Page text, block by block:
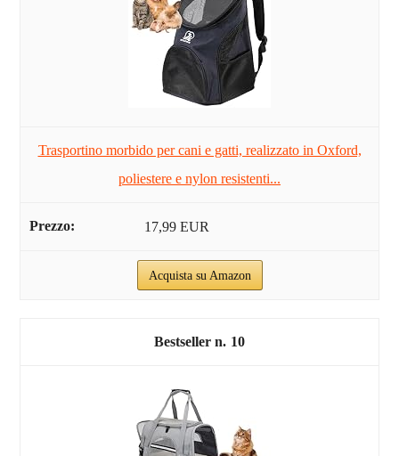
Trasportino morbido per cani e gatti, realizzato in Oxford,
poliestere e nylon resistenti...
17,99 EUR
Acquista su Amazon
10